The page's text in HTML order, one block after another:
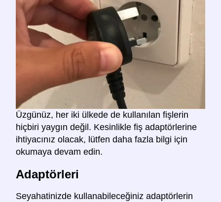
Üzgünüz, her iki ülkede de kullanılan fişlerin
hiçbiri yaygın değil. Kesinlikle fiş adaptörlerine
ihtiyacınız olacak, lütfen daha fazla bilgi için
okumaya devam edin.
Adaptörleri
Seyahatinizde kullanabileceğiniz adaptörlerin